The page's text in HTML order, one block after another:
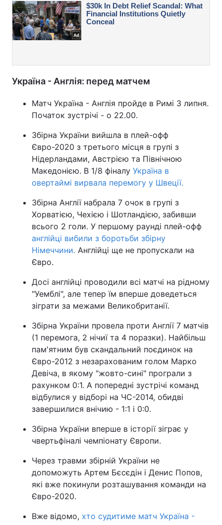
Україна - Англія: перед матчем
Матч Україна - Англія пройде в Римі 3 липня.
Початок зустрічі - о 22.00.
Збірна України вийшла в плей-офф
Євро-2020 з третього місця в групі з
Нідерландами, Австрією та Північною
Македонією. В 1/8 фіналу Україна в
овертаймі вирвала перемогу у Швеції.
Збірна Англії набрала 7 очок в групі з
Хорватією, Чехією і Шотландією, забивши
всього 2 голи. У першому раунді плей-офф
англійці вибили з боротьби збірну
Німеччини. Англійці ще не пропускали на
Євро.
Досі англійці проводили всі матчі на рідному
"Уемблі", але тепер їм вперше доведеться
зіграти за межами Великобританії.
Збірна України провела проти Англії 7 матчів
(1 перемога, 2 нічиї та 4 поразки). Найбільш
пам'ятним був скандальний поєдинок на
Євро-2012 з незарахованим голом Марко
Девіча, в якому "жовто-сині" програли з
рахунком 0:1. А попередні зустрічі команд
відбулися у відборі на ЧС-2014, обидві
завершилися внічию - 1:1 і 0:0.
Збірна України вперше в історії зіграє у
чвертьфіналі чемпіонату Європи.
Через травми збірній України не
допоможуть Артем Бєсєдін і Денис Попов,
які вже покинули розташування команди на
Євро-2020.
Вже відомо, хто судитиме матч Україна -